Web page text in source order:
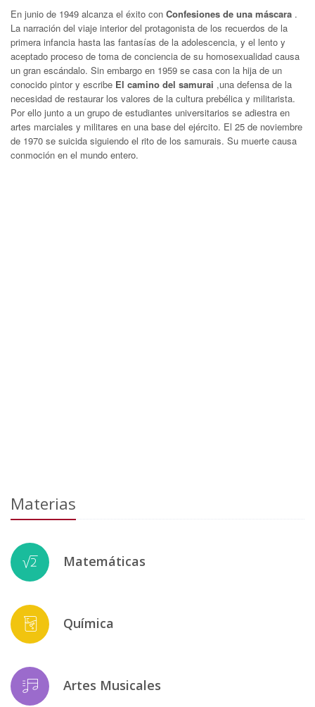
En junio de 1949 alcanza el éxito con Confesiones de una máscara .
La narración del viaje interior del protagonista de los recuerdos de la
primera infancia hasta las fantasías de la adolescencia, y el lento y
aceptado proceso de toma de conciencia de su homosexualidad causa
un gran escándalo. Sin embargo en 1959 se casa con la hija de un
conocido pintor y escribe El camino del samurai ,una defensa de la
necesidad de restaurar los valores de la cultura prebélica y militarista.
Por ello junto a un grupo de estudiantes universitarios se adiestra en
artes marciales y militares en una base del ejército. El 25 de noviembre
de 1970 se suicida siguiendo el rito de los samurais. Su muerte causa
conmoción en el mundo entero.
Materias
Matemáticas
Química
Artes Musicales